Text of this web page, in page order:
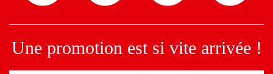
Une promotion est si vite arrivée !